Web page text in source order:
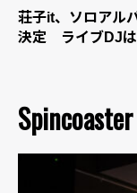
荘子it、ソロアル
決定 ライブDJ